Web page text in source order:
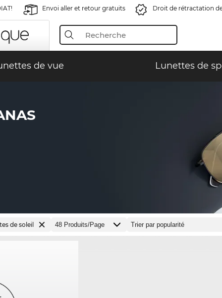
Envoi aller et retour gratuits Droit de rétractation
de vue Lunettes de
de soleil